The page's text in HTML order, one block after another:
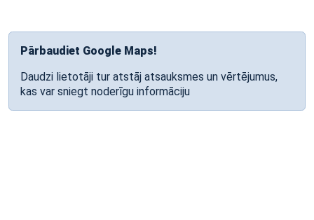
Pārbaudiet Google Maps!
Daudzi lietotāji tur atstāj atsauksmes un vērtējumus,
kas var sniegt noderīgu informāciju